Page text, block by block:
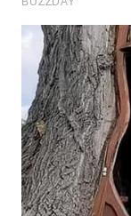
WN
INDRAMAYU
WN
KUNINGAN
WN
MAJALENGKA
WN